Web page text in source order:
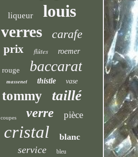
liqueur louis
verres carafe
prix flûtes roemer
rouge baccarat
massenet thistle vase
tommy taillé
coupes verre pièce
cristal blanc
service bleu